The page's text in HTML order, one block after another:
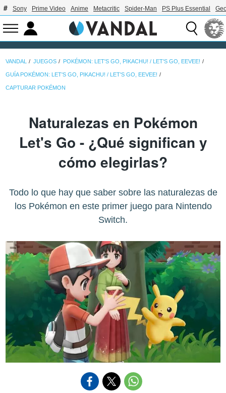
Sony Prime Video Anime Metacritic Spider-Man PS Plus Essential
VANDAL JUEGOS POKÉMON: LET'S GO, PIKACHU! / LET'S GO, EEVEE!
GUÍA POKÉMON: LET'S GO, PIKACHU! / LET'S GO, EEVEE!
CAPTURAR POKÉMON
Naturalezas en Pokémon
Let's Go - ¿Qué significan y
cómo elegirlas?
Todo lo que hay que saber sobre las naturalezas de
los Pokémon en este primer juego para Nintendo
Switch.